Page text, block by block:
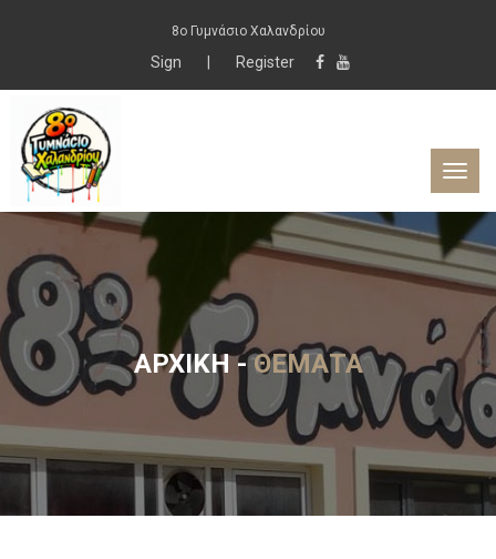
8ο Γυμνάσιο Χαλανδρίου
Sign Register
ΑΡΧΙΚΉ-ΘΈΜΑΤΑ